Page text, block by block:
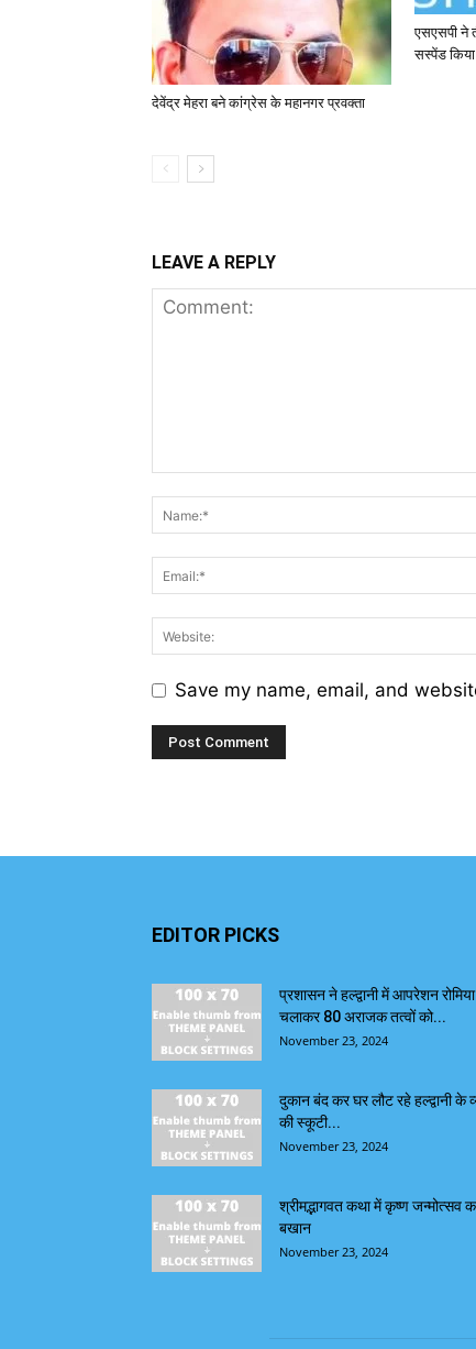
देवेंद्र मेहरा बने कांग्रेस के महानगर प्रवक्ता
एसएसपी ने
सस्पेंड किया
LEAVE A REPLY
Save my name, email, and
EDITOR PICKS
प्रशासन ने हल्द्वानी में आपरेशन रोमिया
चलाकर 80 अराजक तत्वों को...
November 23, 2024
दुकान बंद कर घर लौट रहे हल्द्वानी के
की स्कूटी...
November 23, 2024
श्रीमद्भागवत कथा में कृष्ण जन्मोत्सव
बखान
November 23, 2024